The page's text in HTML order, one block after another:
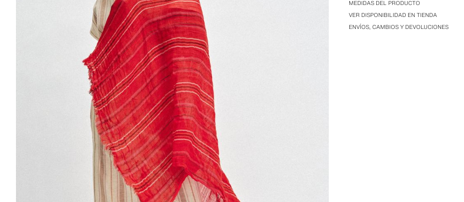
MEDIDAS DEL PRODUCTO
VER DISPONIBILIDAD EN TIENDA
ENVÍOS, CAMBIOS Y DEVOLUCIONES